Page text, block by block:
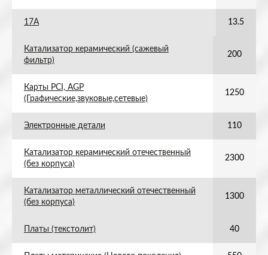
17А 13.5
Катализатор керамический (сажевый
фильтр)
200
Карты PCI, AGP
(Графические,звуковые,сетевые)
1250
Электронные детали 110
Катализатор керамический отечественный
(без корпуса)
2300
Катализатор металлический отечественный
(без корпуса)
1300
Платы (текстолит) 40